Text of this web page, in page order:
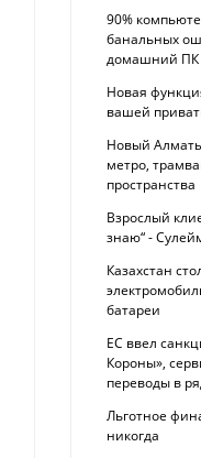
90%
банальных
домашний ПК
Новая
вашей
Новый
метро,
пространства
Взрослый
знаю“ -
Казахстан
батареи
ЕС ввел
Короны»,
переводы в
Льготное
никогда